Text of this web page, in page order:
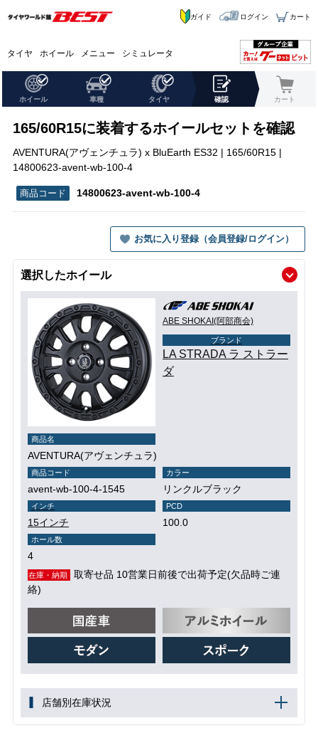
タイヤ ホイール メニュー シミュレータ
ガイド ログイン カート
ホイール 車種 タイヤ 確認 カート
165/60R15に装着するホイールセットを確認
AVENTURA(アヴェンチュラ) x BluEarth ES32 | 165/60R15 |
14800623-avent-wb-100-4
14800623-avent-wb-100-4
お気に入り登録（会員登録/ログイン）
選択したホイール
ABE SHOKAI(阿部商会)
ブランド
LA STRADA ラ ストラー
ダ
商品名
AVENTURA(アヴェンチュラ)
商品コード
avent-wb-100-4-1545
カラー
リンクルブラック
インチ
15インチ
PCD
100.0
ホール数
4
在庫・納期
取寄せ品 10営業日前後で出荷予定(欠品時ご連
絡)
店舗別在庫状況